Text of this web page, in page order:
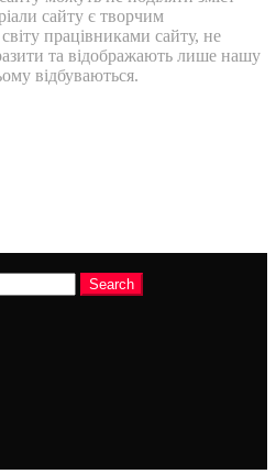
сайту є творчим
працівниками сайту, не
та відображають лише нашу
відбуваються.
Search